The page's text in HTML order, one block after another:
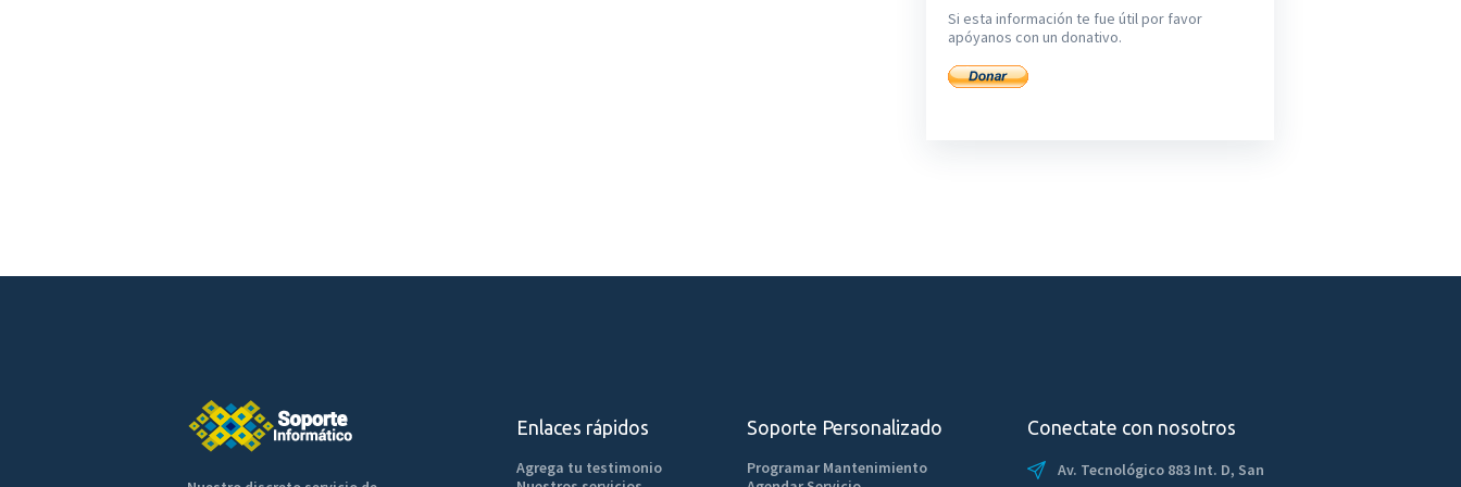
Si esta información te fue útil por favor
apóyanos con un donativo.
Enlaces rápidos
Agrega tu testimonio
Soporte Personalizado
Programar Mantenimiento
Conectate con nosotros
Av. Tecnológico 883 Int. D, San